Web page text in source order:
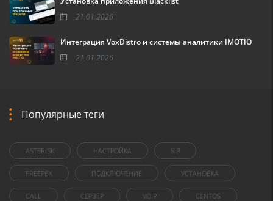
21.01.2026
Интеграция VoxDistro и системы аналитики IMOTIO
21.01.2026
Популярные теги
ASTERISK НАСТРОЙКА SIP
FREEPBX ПОДКЛЮЧЕНИЕ УСТАНОВКА
CALL СЕРВЕР VOIP CENTOS